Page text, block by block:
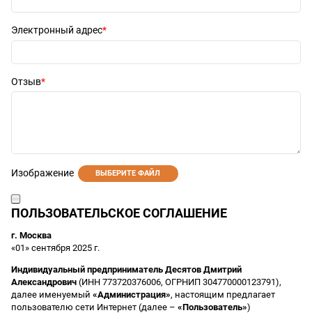
Электронный адрес
Отзыв
Изображение ВЫБЕРИТЕ ФАЙЛ
ПОЛЬЗОВАТЕЛЬСКОЕ СОГЛАШЕНИЕ
г. Москва
«01» сентября 2025 г.
Индивидуальный предприниматель Десятов Дмитрий
Александрович (ИНН 773720376006, ОГРНИП 304770000123791),
далее именуемый «Администрация», настоящим предлагает
пользователю сети Интернет (далее – «Пользователь»)